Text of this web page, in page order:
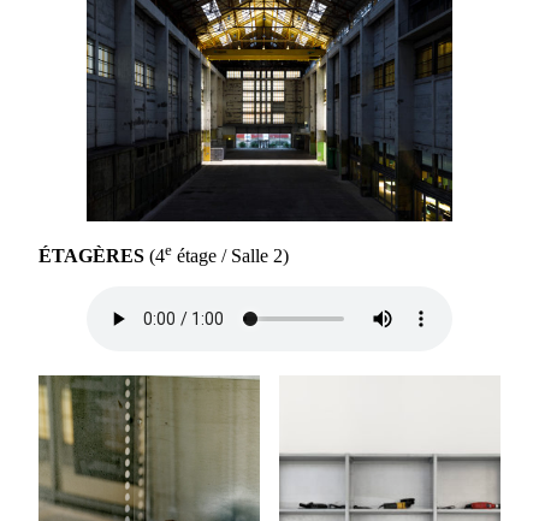
ÉTAGÈRES (4e étage / Salle 2)